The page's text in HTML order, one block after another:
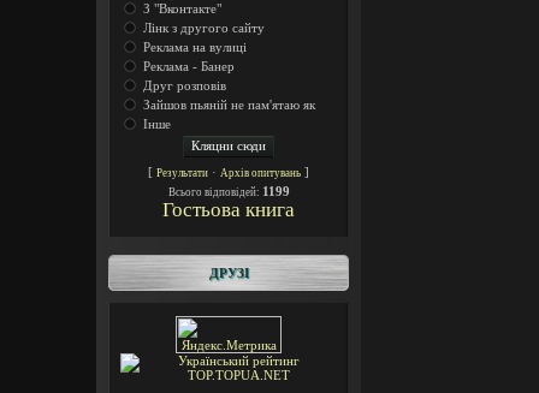
З "Вконтакте"
Лінк з другого сайту
Реклама на вулиці
Реклама - Банер
Друг розповів
Зайшов пьяній не пам'ятаю як
Інше
[ Результати · Архів опитувань ]
Всього відповідей: 1199
Гостьова книга
ДРУЗІ